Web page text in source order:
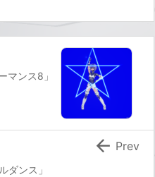
マンス8」
ダンス」
 Prev